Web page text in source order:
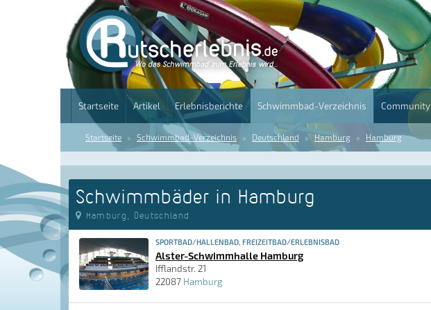
Startseite Artikel Erlebnisberichte Schwimmbad-Verzeichnis Community
Startseite Schwimmbad-Verzeichnis Deutschland Hamburg Hamburg
Schwimmbäder in Hamburg
Hamburg, Deutschland
SPORTBAD/HALLENBAD, FREIZEITBAD/ERLEBNISBAD
Alster-Schwimmhalle Hamburg
Ifflandstr. 21
22087 Hamburg